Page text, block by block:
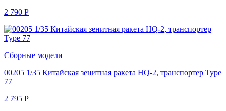
2 790 Р
Сборные модели
00205 1/35 Китайская зенитная ракета HQ-2, транспортер Type
77
2 795 Р